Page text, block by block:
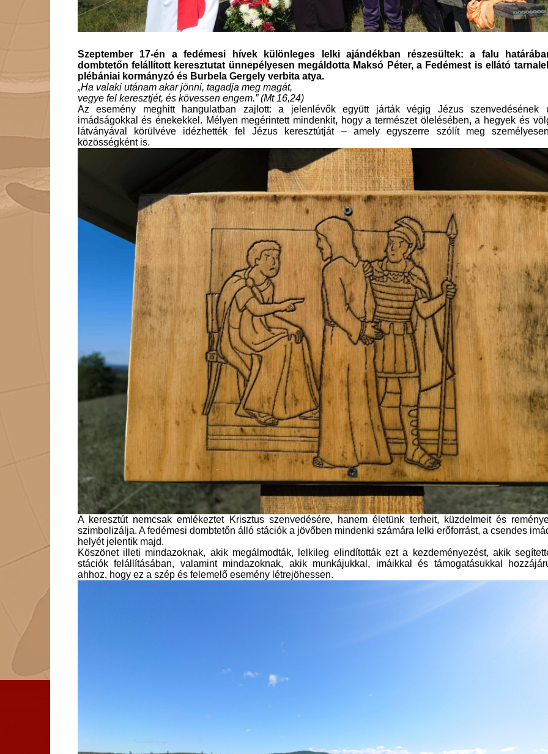
Szeptember 17-én a fedémesi hívek különleges lelki ajándékban részesültek: a falu
dombtetőn felállított keresztutat ünnepélyesen megáldotta Maksó Péter, a Fedémest is ellátó
plébániai kormányzó és Burbela Gergely verbita atya.
„Ha valaki utánam akar jönni, tagadja meg magát,
vegye fel keresztjét, és kövessen engem.” (Mt 16,24)
Az esemény meghitt hangulatban zajlott: a jelenlévők együtt járták végig Jézus szenvedésének
imádságokkal és énekekkel. Mélyen megérintett mindenkit, hogy a természet ölelésében, a hegyek és
látványával körülvéve idézhették fel Jézus keresztútját – amely egyszerre szólít meg
közösségként is.
A keresztút nemcsak emlékeztet Krisztus szenvedésére, hanem életünk terheit, küzdelmeit és
szimbolizálja. A fedémesi dombtetőn álló stációk a jövőben mindenki számára lelki erőforrást, a csendes
helyét jelentik majd.
Köszönet illeti mindazoknak, akik megálmodták, lelkileg elindították ezt a kezdeményezést, akik
stációk felállításában, valamint mindazoknak, akik munkájukkal, imáikkal és támogatásukkal
ahhoz, hogy ez a szép és felemelő esemény létrejöhessen.